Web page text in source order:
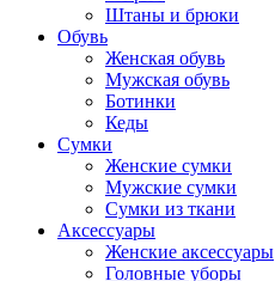
Штаны и брюки
Обувь
Женская обувь
Мужская обувь
Ботинки
Кеды
Сумки
Женские сумки
Мужские сумки
Сумки из ткани
Аксессуары
Женские аксессуары
Головные уборы